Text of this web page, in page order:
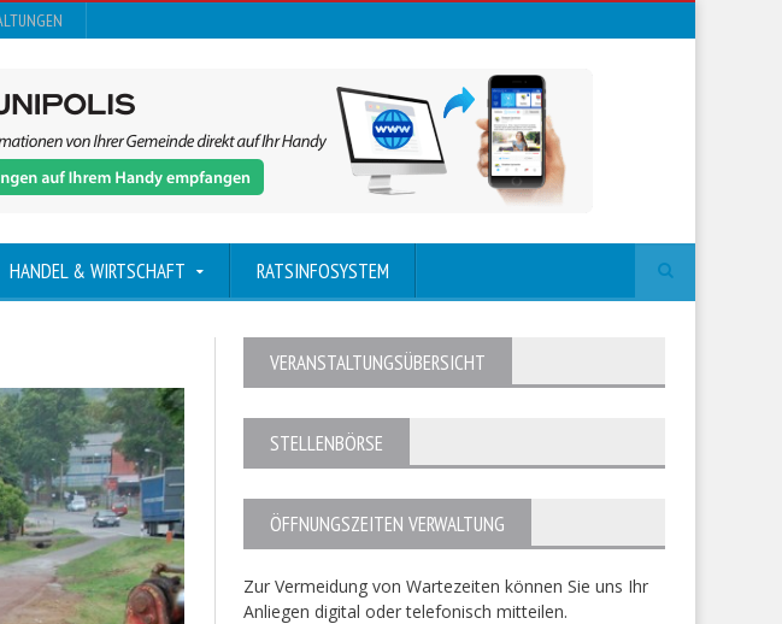
HANDEL & WIRTSCHAFT RATSINFOSYSTEM
VERANSTALTUNGSÜBERSICHT
STELLENBÖRSE
ÖFFNUNGSZEITEN VERWALTUNG
Zur Vermeidung von Wartezeiten können Sie uns Ihr
Anliegen digital oder telefonisch mitteilen.